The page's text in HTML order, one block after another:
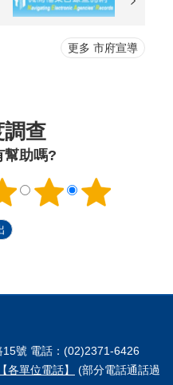
更多 市府宣導
查
幫助嗎?
號 電話：(02)2371-6426
【各單位電話】
(部分電話通話過